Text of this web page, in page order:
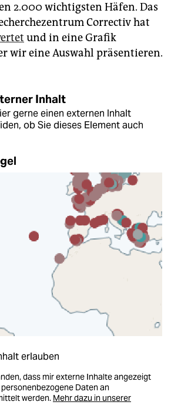
2.000 wichtigsten Häfen. Das
Correctiv hat
und in eine Grafik
wir eine Auswahl präsentieren.
Inhalt
gerne einen externen Inhalt
ob Sie dieses Element auch
erlauben
dass mir externe Inhalte angezeigt
Daten an
werden. Mehr dazu in unserer